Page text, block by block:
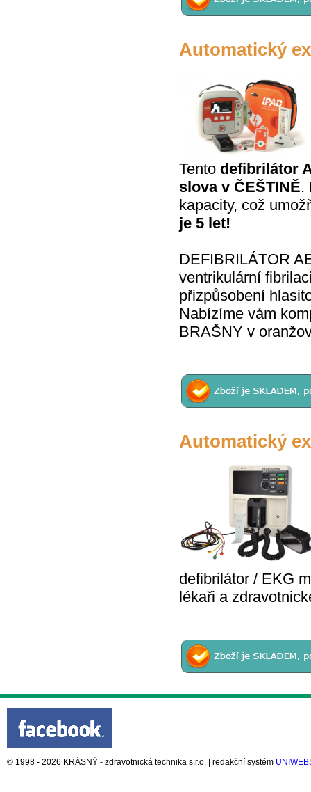
Automatický
Tento defibrilátor
slova v ČEŠTINĚ.
kapacity, což
je 5 let!
DEFIBRILÁTOR
ventrikulární
přizpůsobení
Nabízíme vám
BRAŠNY v
Automatický
defibrilátor / EKG
lékaři a
© 1998 - 2026 KRÁSNÝ - zdravotnická technika s.r.o. | redakční systém